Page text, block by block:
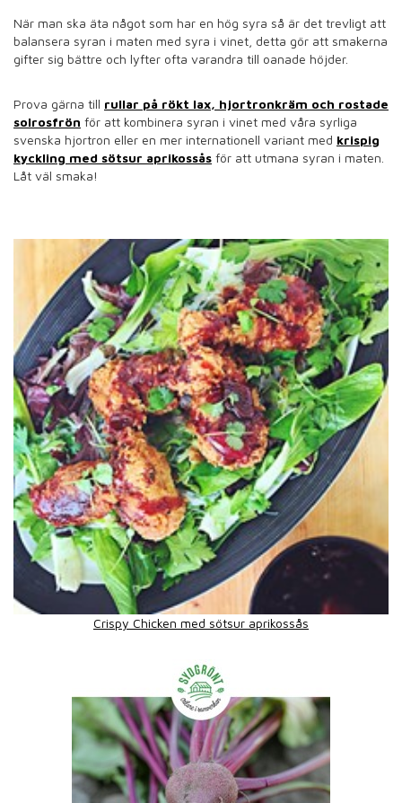
När man ska äta något som har en hög syra så är det trevligt att
balansera syran i maten med syra i vinet, detta gör att smakerna
gifter sig bättre och lyfter ofta varandra till oanade höjder.
Prova gärna till rullar på rökt lax, hjortronkräm och rostade
solrosfrön för att kombinera syran i vinet med våra syrliga
svenska hjortron eller en mer internationell variant med krispig
kyckling med sötsur aprikossås för att utmana syran i maten.
Låt väl smaka!
Crispy Chicken med sötsur aprikossås